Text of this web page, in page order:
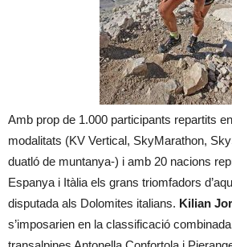
Amb prop de 1.000 participants repartits
modalitats (KV Vertical, SkyMarathon,
duatló de muntanya-) i amb 20 nacions
Espanya i Itàlia els grans triomfadors
disputada als Dolomites italians. Kilian
s’imposarien en la classificació